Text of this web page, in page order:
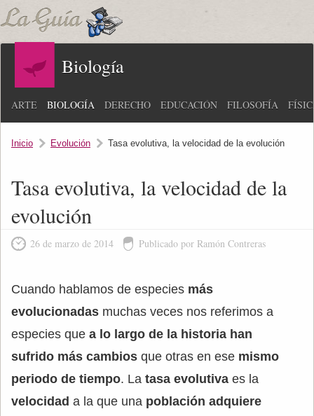
Biología
ARTE BIOLOGÍA DERECHO EDUCACIÓN FILOSOFÍA
Inicio Evolución Tasa evolutiva, la velocidad de la evolución
Tasa evolutiva, la velocidad de la
evolución
26 de marzo de 2014 Publicado por Ramón Contreras
Cuando hablamos de especies más
evolucionadas muchas veces nos referimos a
especies que a lo largo de la historia han
sufrido más cambios que otras en ese mismo
periodo de tiempo. La tasa evolutiva es la
velocidad a la que una población adquiere